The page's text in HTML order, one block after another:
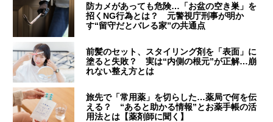
防カメがあっても危険…「お盆の空き巣」を
招くNG行為とは？ 元警視庁刑事が明か
す“留守だとバレる家”の共通点
前髪のセット、スタイリング剤を「表面」に
塗ると失敗？ 実は“内側の根元”が正解…崩
れない整え方とは
旅先で「常用薬」を切らした…薬局で何を伝
える？ “あると助かる情報”とお薬手帳の活
用法とは【薬剤師に聞く】